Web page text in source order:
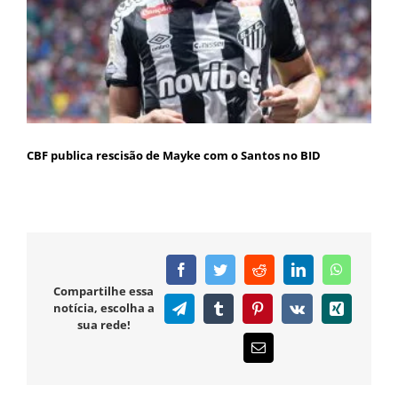
CBF publica rescisão de Mayke com o Santos no BID
Compartilhe essa
notícia, escolha a
sua rede!
FacebookTwitterRedditLinkedIn
TelegramTumblr PinterestVk Xing
E-
mail